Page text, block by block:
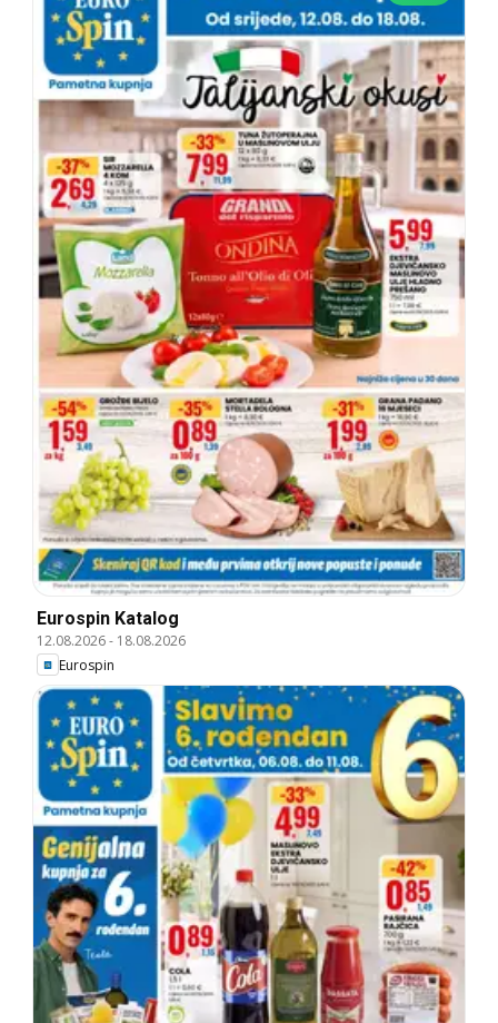
Eurospin Katalog
12.08.2026- 18.08.2026
Eurospin